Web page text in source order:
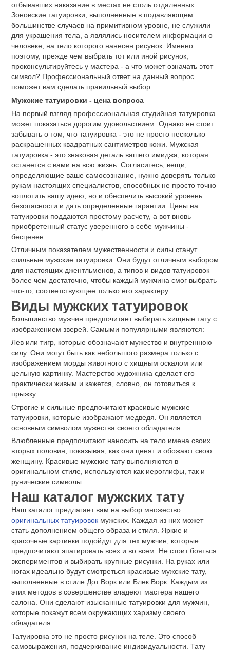
отбывавших наказание в местах не столь отдаленных.
Зоновские татуировки, выполненные в подавляющем
большинстве случаев на примитивном уровне, не служили
для украшения тела, а являлись носителем информации о
человеке, на тело которого нанесен рисунок. Именно
поэтому, прежде чем выбрать тот или иной рисунок,
проконсультируйтесь у мастера - а что может означать этот
символ? Профессиональный ответ на данный вопрос
поможет вам сделать правильный выбор.
Мужские татуировки - цена вопроса
На первый взгляд профессиональная студийная татуировка
может показаться дорогим удовольствием. Однако не стоит
забывать о том, что татуировка - это не просто несколько
раскрашенных квадратных сантиметров кожи. Мужская
татуировка - это знаковая деталь вашего имиджа, которая
останется с вами на всю жизнь. Согласитесь, вещи,
определяющие ваше самосознание, нужно доверять только
рукам настоящих специалистов, способных не просто точно
воплотить вашу идею, но и обеспечить высокий уровень
безопасности и дать определенные гарантии. Цены на
татуировки поддаются простому расчету, а вот вновь
приобретенный статус уверенного в себе мужчины -
бесценен.
Отличным показателем мужественности и силы станут
стильные мужские татуировки. Они будут отличным выбором
для настоящих джентльменов, а типов и видов татуировок
более чем достаточно, чтобы каждый мужчина смог выбрать
что-то, соответствующее только его характеру.
Виды мужских татуировок
Большинство мужчин предпочитает выбирать хищные тату с
изображением зверей. Самыми популярными являются:
Лев или тигр, которые обозначают мужество и внутреннюю
силу. Они могут быть как небольшого размера только с
изображением морды животного с хищным оскалом или
цельную картинку. Мастерство художника сделает его
практически живым и кажется, словно, он готовиться к
прыжку.
Строгие и сильные предпочитают красивые мужские
татуировки, которые изображают медведя. Он является
основным символом мужества своего обладателя.
Влюбленные предпочитают наносить на тело имена своих
вторых половин, показывая, как они ценят и обожают свою
женщину. Красивые мужские тату выполняются в
оригинальном стиле, используются как иероглифы, так и
рунические символы.
Наш каталог мужских тату
Наш каталог предлагает вам на выбор множество
оригинальных татуировок мужских. Каждая из них может
стать дополнением общего образа и стиля. Яркие и
красочные картинки подойдут для тех мужчин, которые
предпочитают эпатировать всех и во всем. Не стоит бояться
экспериментов и выбирать крупные рисунки. На руках или
ногах идеально будут смотреться красивые мужские тату,
выполненные в стиле Дот Ворк или Блек Ворк. Каждым из
этих методов в совершенстве владеют мастера нашего
салона. Они сделают изысканные татуировки для мужчин,
которые покажут всем окружающих харизму своего
обладателя.
Татуировка это не просто рисунок на теле. Это способ
самовыражения, подчеркивание индивидуальности. Тату